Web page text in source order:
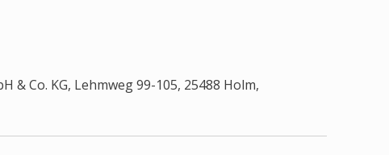
& Co. KG, Lehmweg 99-105, 25488 Holm,